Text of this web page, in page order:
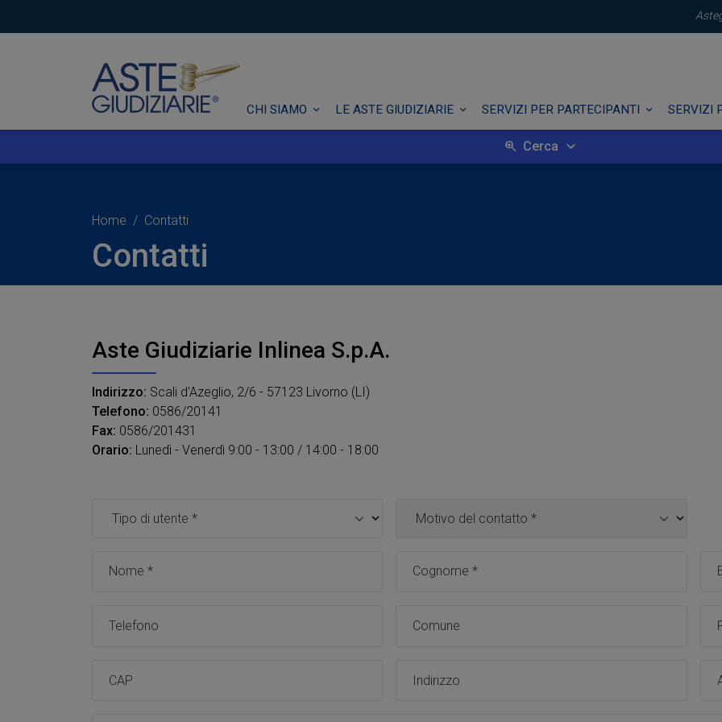
CHI SIAMO LE ASTE GIUDIZIARIE SERVIZI PER PARTECIPANTI SERVIZI
Cerca
Home Contatti
Contatti
Aste Giudiziarie Inlinea S.p.A.
Indirizzo: Scali d'Azeglio, 2/6 - 57123 Livorno (LI)
Telefono: 0586/20141
Fax: 0586/201431
Orario: Lunedì - Venerdì 9:00 - 13:00 / 14:00 - 18:00